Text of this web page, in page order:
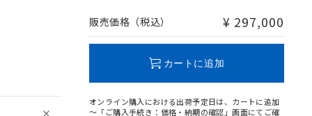
販売価格（税込） ¥ 297,000
カートに追加
オンライン購入における出荷予定日は、カートに追加
～「ご購入手続き：価格・納期の確認」画面にてご確